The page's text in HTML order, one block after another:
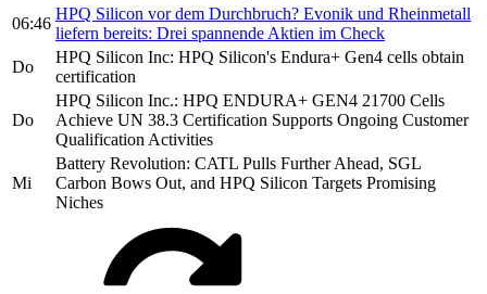
06:46
HPQ Silicon vor dem Durchbruch? Evonik und Rheinmetall
liefern bereits: Drei spannende Aktien im Check
Do
HPQ Silicon Inc: HPQ Silicon's Endura+ Gen4 cells obtain
certification
Do
HPQ Silicon Inc.: HPQ ENDURA+ GEN4 21700 Cells
Achieve UN 38.3 Certification Supports Ongoing Customer
Qualification Activities
Mi
Battery Revolution: CATL Pulls Further Ahead, SGL
Carbon Bows Out, and HPQ Silicon Targets Promising
Niches